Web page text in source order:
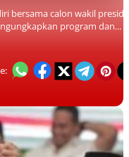
bersama calon wakil
program dan...